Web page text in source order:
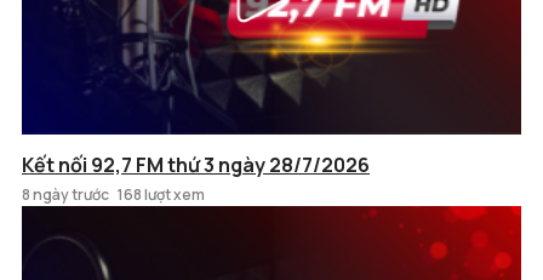
Kết nối 92,7 FM thứ 3 ngày 28/7/2026
8 ngày trước 168 lượt xem